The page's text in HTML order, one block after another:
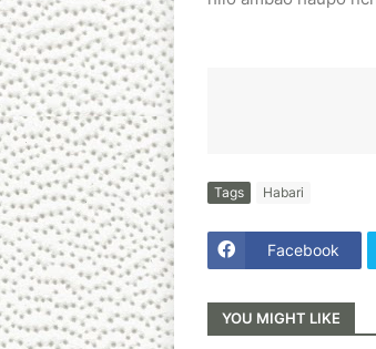
Tags Habari
Facebook
YOU MIGHT LIKE